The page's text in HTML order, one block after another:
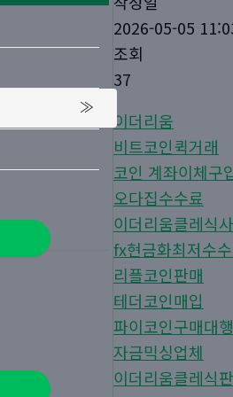
2026-05-05
조회
37
이더리움
비트코인퀵거래
코인 계좌이체구
오다집수수료
이더리움클레식
fx현금화최저수
리플코인판매
테더코인매입
파이코인구매대행
자금믹싱업체
이더리움클레식